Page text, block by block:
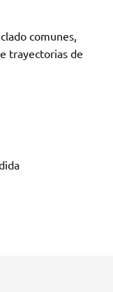
comunes,
trayectorias de